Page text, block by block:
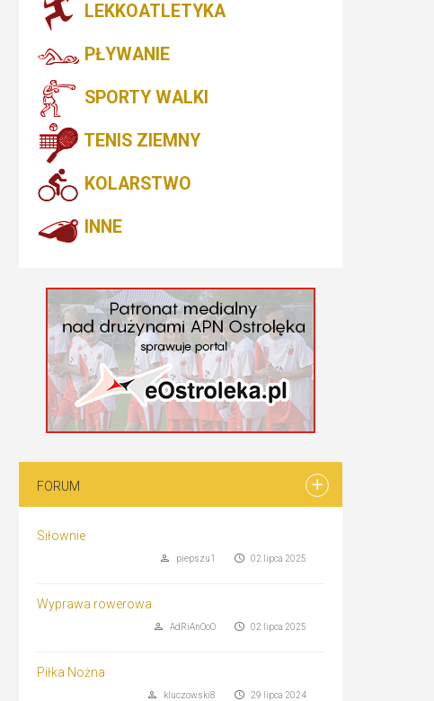
LEKKOATLETYKA
PŁYWANIE
SPORTY WALKI
TENIS ZIEMNY
KOLARSTWO
INNE
FORUM
Siłownie
02 lipca 2025
piepszu1
Wyprawa rowerowa
02 lipca 2025
AdRiAnOoO
Piłka Nożna
29 lipca 2024
kluczowski8